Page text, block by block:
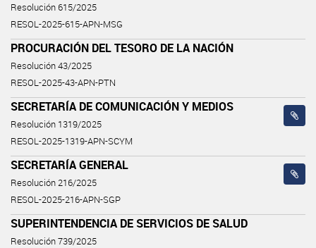
Resolución 615/2025
RESOL-2025-615-APN-MSG
PROCURACIÓN DEL TESORO DE LA NACIÓN
Resolución 43/2025
RESOL-2025-43-APN-PTN
SECRETARÍA DE COMUNICACIÓN Y MEDIOS
Resolución 1319/2025
RESOL-2025-1319-APN-SCYM
SECRETARÍA GENERAL
Resolución 216/2025
RESOL-2025-216-APN-SGP
SUPERINTENDENCIA DE SERVICIOS DE SALUD
Resolución 739/2025